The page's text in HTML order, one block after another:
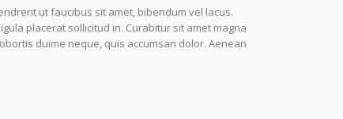
ut faucibus sit amet, bibendum vel lacus.
placerat sollicitud in. Curabitur sit amet magna
duime neque, quis accumsan dolor. Aenean